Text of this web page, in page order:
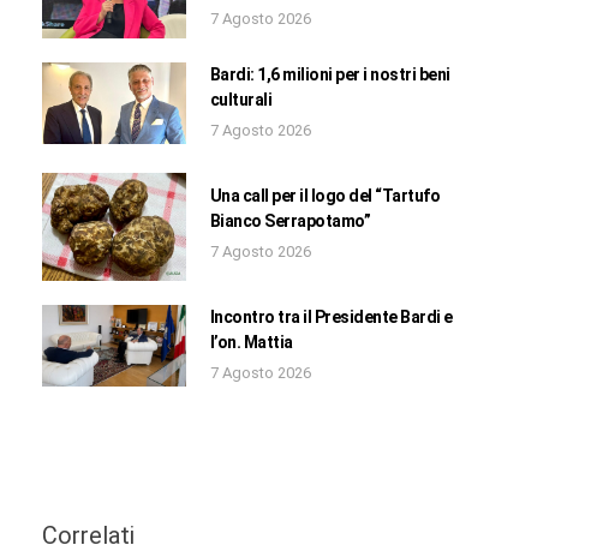
7 Agosto 2026
Bardi: 1,6 milioni per i nostri beni
culturali
7 Agosto 2026
Una call per il logo del “Tartufo
Bianco Serrapotamo”
7 Agosto 2026
Incontro tra il Presidente Bardi e
l’on. Mattia
7 Agosto 2026
Correlati